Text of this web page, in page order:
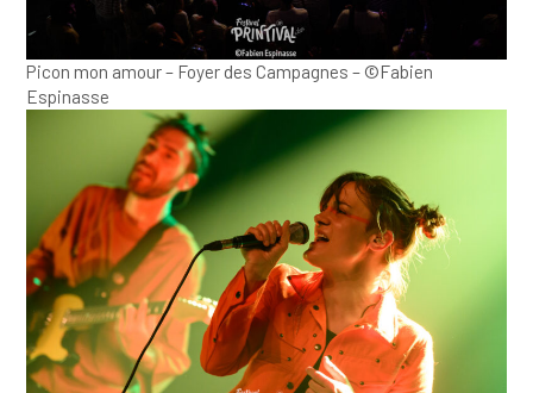
Picon mon amour – Foyer des Campagnes – ©Fabien
Espinasse